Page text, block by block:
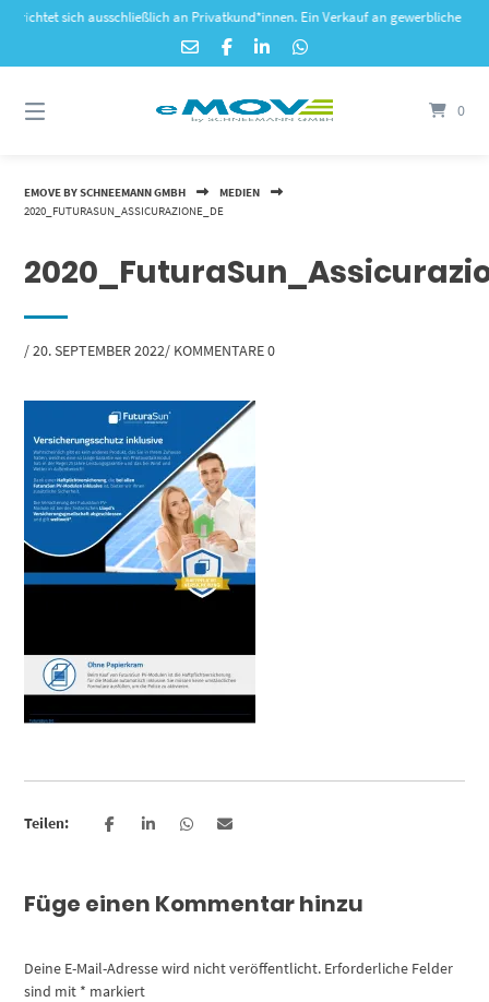
Springe
sich ausschließlich an Privatkund*innen. Ein Verkauf an gewerbliche Kunden
0
EMOVE BY SCHNEEMANN GMBH
MEDIEN
2020_FUTURASUN_ASSICURAZIONE_DE
VON
/20. SEPTEMBER 2022/ KOMMENTARE 0
Teilen:
Füge einen Kommentar hinzu
Deine E-Mail-Adresse wird nicht veröffentlicht. Erforderliche Felder
sind mit * markiert